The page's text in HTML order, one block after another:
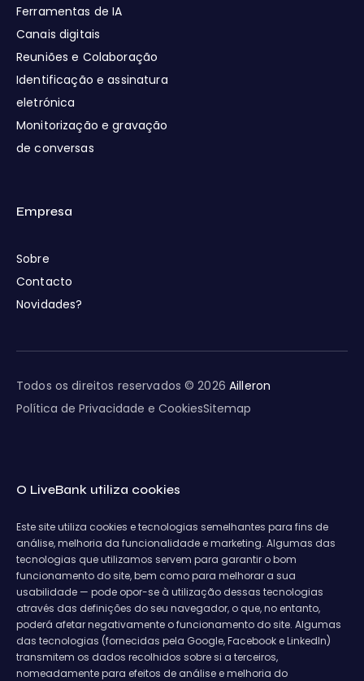
Ferramentas de IA
Canais digitais
Reuniões e Colaboração
Identificação e assinatura
eletrónica
Monitorização e gravação
de conversas
Empresa
Sobre
Contacto
Novidades?
Todos os direitos reservados © 2026Ailleron
Política de Privacidade e CookiesSitemap
O LiveBank utiliza cookies
Este site utiliza cookies e tecnologias semelhantes para fins de
análise, melhoria da funcionalidade e marketing. Algumas das
tecnologias que utilizamos servem para garantir o bom
funcionamento do site, bem como para melhorar a sua
usabilidade — pode opor-se à utilização dessas tecnologias
através das definições do seu navegador, o que, no entanto,
poderá afetar negativamente o funcionamento do site. Algumas
das tecnologias (fornecidas pela Google, Facebook e LinkedIn)
transmitem os dados recolhidos sobre si a terceiros,
nomeadamente para efeitos de análise e melhoria do